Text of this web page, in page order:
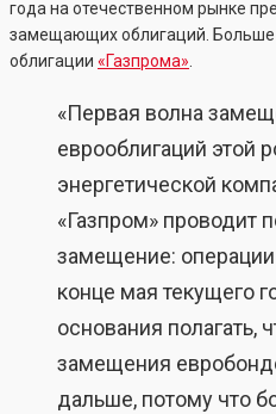
года на отечественном рынке
замещающих облигаций.
облигации «Газпрома».
«Первая волна
еврооблигаций этой
энергетической
«Газпром» проводит
замещение:
конце мая текущего
основания полагать,
замещения
дальше, потому что